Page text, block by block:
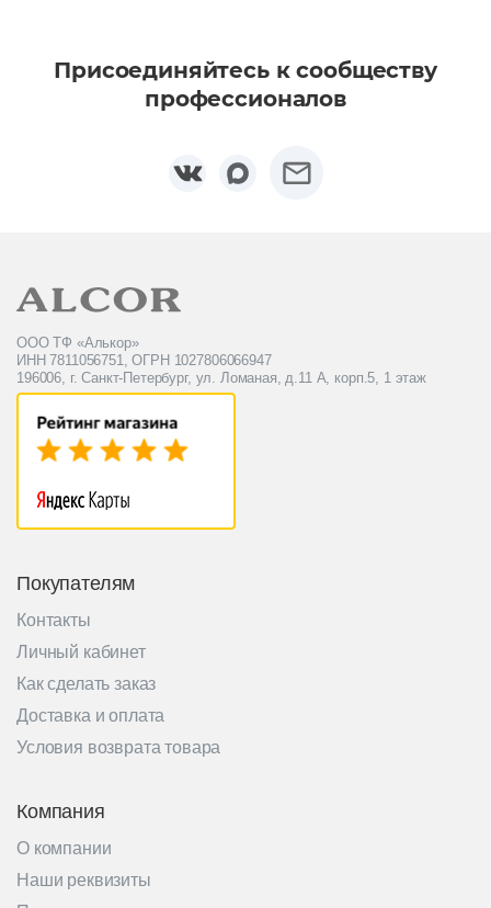
Присоединяйтесь к сообществу
профессионалов
ООО ТФ «Алькор»
ИНН 7811056751, ОГРН 1027806066947
196006, г. Санкт-Петербург, ул. Ломаная, д.11 А, корп.5, 1 этаж
Покупателям
Контакты
Личный кабинет
Как сделать заказ
Доставка и оплата
Условия возврата товара
Компания
О компании
Наши реквизиты